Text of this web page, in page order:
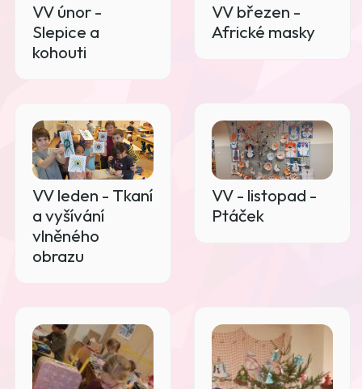
VV únor -
Slepice a
kohouti
VV březen -
Africké masky
VV leden - Tkaní
a vyšívání
vlněného
obrazu
VV - listopad -
Ptáček